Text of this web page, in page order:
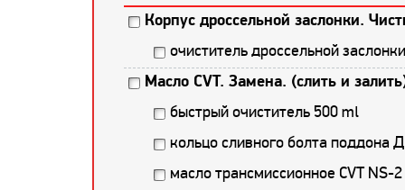
Корпус дроссельной заслонки.
очиститель дроссельной
Масло CVT. Замена. (слить и
быстрый очиститель 500 ml
кольцо сливного болта поддона
масло трансмиссионное CVT NS-